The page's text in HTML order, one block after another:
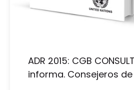
ADR 2015: CGB
informa. Consejeros